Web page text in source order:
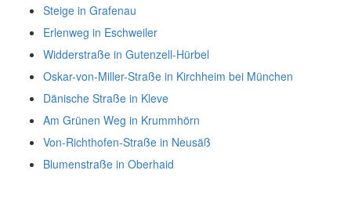
Steige in Grafenau
Erlenweg in Eschweiler
Widderstraße in Gutenzell-Hürbel
Oskar-von-Miller-Straße in Kirchheim bei München
Dänische Straße in Kleve
Am Grünen Weg in Krummhörn
Von-Richthofen-Straße in Neusäß
Blumenstraße in Oberhaid